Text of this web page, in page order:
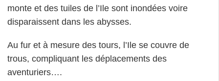
monte et des tuiles de l’Ile sont inondées voire
disparaissent dans les abysses.
Au fur et à mesure des tours, l’Ile se couvre de
trous, compliquant les déplacements des
aventuriers….